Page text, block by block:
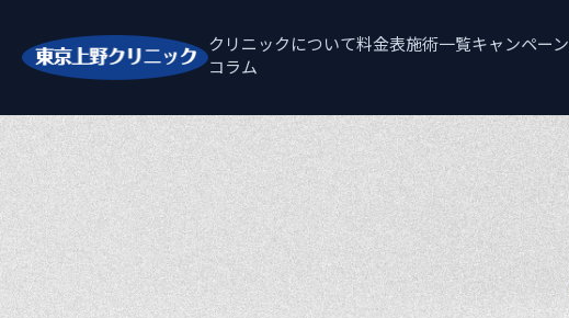
クリニックについて料金表施術一覧キャンペーン
コラム